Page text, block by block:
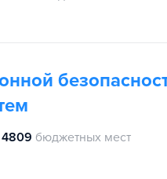
4809 бюджетных мест